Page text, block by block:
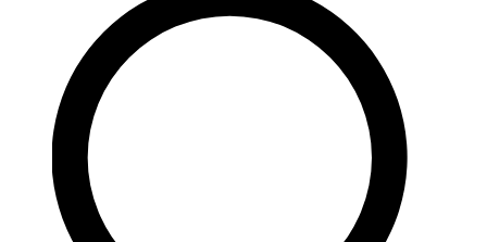
вариаций.